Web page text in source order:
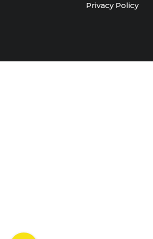
Privacy Policy